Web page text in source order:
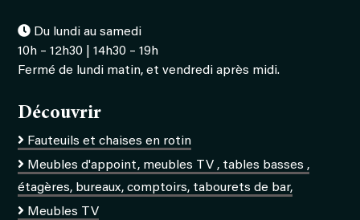
Du lundi au samedi
10h – 12h30 | 14h30 – 19h
Fermé de lundi matin, et vendredi après midi.
Découvrir
Fauteuils et chaises en rotin
Meubles d'appoint, meubles TV , tables basses ,
étagères, bureaux, comptoirs, tabourets de bar,
Meubles TV